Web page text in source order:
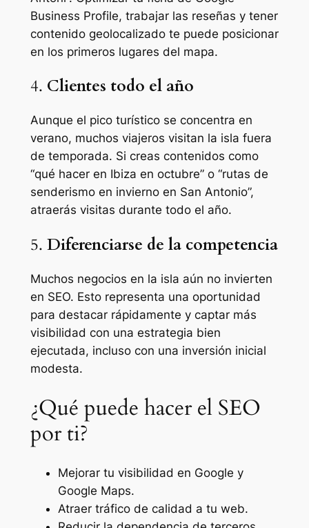
Business Profile, trabajar las reseñas y tener
contenido geolocalizado te puede posicionar
en los primeros lugares del mapa.
4. Clientes todo el año
Aunque el pico turístico se concentra en
verano, muchos viajeros visitan la isla fuera
de temporada. Si creas contenidos como
“qué hacer en Ibiza en octubre” o “rutas de
senderismo en invierno en San Antonio”,
atraerás visitas durante todo el año.
5. Diferenciarse de la competencia
Muchos negocios en la isla aún no invierten
en SEO. Esto representa una oportunidad
para destacar rápidamente y captar más
visibilidad con una estrategia bien
ejecutada, incluso con una inversión inicial
modesta.
¿Qué puede hacer el SEO
por ti?
Mejorar tu visibilidad en Google y
Google Maps.
Atraer tráfico de calidad a tu web.